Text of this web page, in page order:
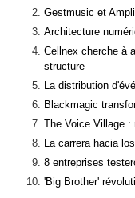
Gestmusic et
Architecture
Cellnex cherche à
structure
La distribution
Blackmagic
The Voice Village :
La carrera hacia
8 entreprises
'Big Brother'